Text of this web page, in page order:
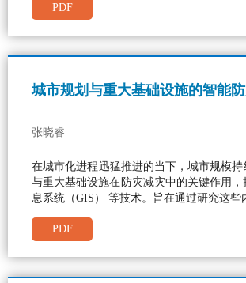
PDF
城市规划与重大基础设施的智能
张晓睿
在城市化进程迅猛推进的当下，城市规模
与重大基础设施在防灾减灾中的关键作用
息系统（GIS） 等技术。旨在通过研究这
PDF